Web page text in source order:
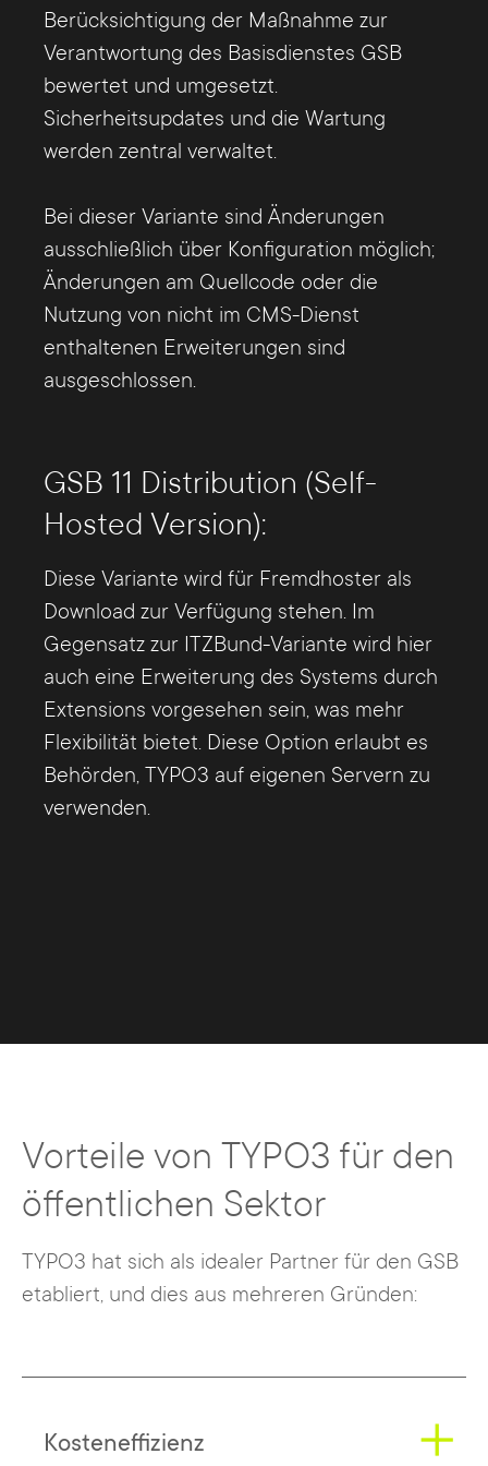
Berücksichtigung der Maßnahme zur
Verantwortung des Basisdienstes GSB
bewertet und umgesetzt.
Sicherheitsupdates und die Wartung
werden zentral verwaltet.
Bei dieser Variante sind Änderungen
ausschließlich über Konfiguration möglich;
Änderungen am Quellcode oder die
Nutzung von nicht im CMS-Dienst
enthaltenen Erweiterungen sind
ausgeschlossen.
GSB 11 Distribution (Self-
Hosted Version):
Diese Variante wird für Fremdhoster als
Download zur Verfügung stehen. Im
Gegensatz zur ITZBund-Variante wird hier
auch eine Erweiterung des Systems durch
Extensions vorgesehen sein, was mehr
Flexibilität bietet. Diese Option erlaubt es
Behörden, TYPO3 auf eigenen Servern zu
verwenden.
Vorteile von TYPO3 für den
öffentlichen Sektor
TYPO3 hat sich als idealer Partner für den GSB
etabliert, und dies aus mehreren Gründen:
Kosteneffizienz